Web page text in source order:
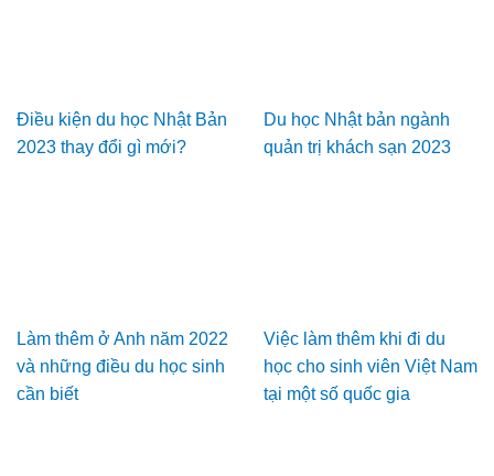
Điều kiện du học Nhật Bản
2023 thay đổi gì mới?
Du học Nhật bản ngành
quản trị khách sạn 2023
Làm thêm ở Anh năm 2022
và những điều du học sinh
cần biết
Việc làm thêm khi đi du
học cho sinh viên Việt Nam
tại một số quốc gia